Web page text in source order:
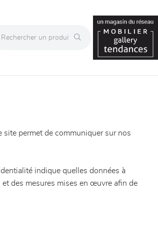
site permet de communiquer sur nos
indique quelles données à
des mesures mises en œuvre afin de